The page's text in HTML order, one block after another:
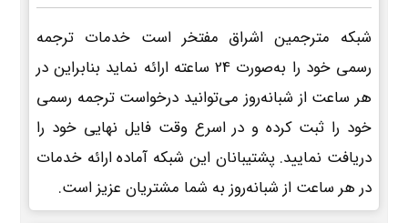
شبکه مترجمین اشراق مفتخر است خدمات ترجمه
رسمی خود را به‌صورت 24 ساعته ارائه نماید بنابراین در
هر ساعت از شبانه‌روز می‌توانید درخواست ترجمه رسمی
خود را ثبت کرده و در اسرع وقت فایل نهایی خود را
دریافت نمایید. پشتیبانان این شبکه آماده ارائه خدمات
در هر ساعت از شبانه‌روز به شما مشتریان عزیز است.